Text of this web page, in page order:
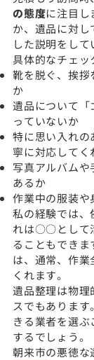
の態度に注目し
か、遺品に対
した説明をして
具体的なチェッ
靴を脱ぐ、挨拶
か
遺品について
っていないか
特に思い入れの
寧に対応してく
写真アルバム
あるか
作業中の服装や
私の経験では、
れは○○として
ることもでき
は、通常、作
くれます。
遺品整理は物理
スでもありま
きる業者を選
するでしょう。
朝来市の悪徳